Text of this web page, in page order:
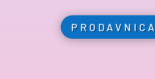
PRODAVNICA